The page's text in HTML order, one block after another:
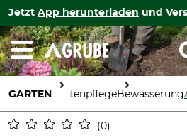
Jetzt App herunterladen und
GARTEN GartenpflegeBewässerung
0